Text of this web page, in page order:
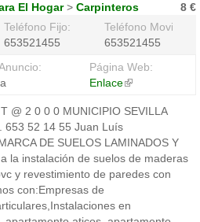
8 €
El Hogar> Carpinteros
Teléfono Fijo:
653521455
Teléfono Movil:
653521455
Página Web:
Enlace(link
external)
@ 2 0 0 0 MUNICIPIO SEVILLA
653 52 14 55 Juan Luís
DE SUELOS LAMINADOS Y
la instalación de suelos de maderas
y revestimiento de paredes con
con:Empresas de
en